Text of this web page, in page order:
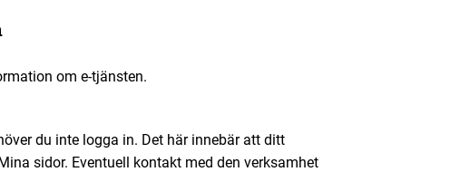
om e-tjänsten.
du inte logga in. Det här innebär att ditt
sidor. Eventuell kontakt med den verksamhet